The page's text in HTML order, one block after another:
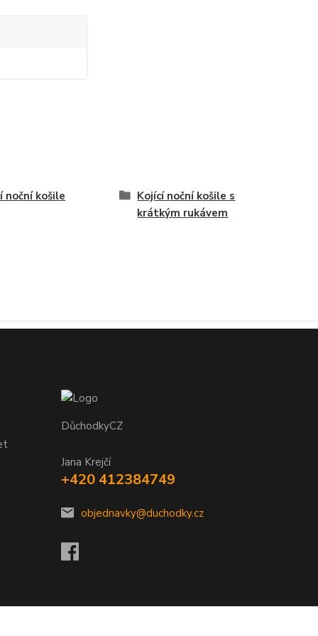
noční košile
Kojící noční košile s
krátkým rukávem
DůchodkyCZ
Jana Krejčí
+420 412384749
objednavky@duchodky.cz